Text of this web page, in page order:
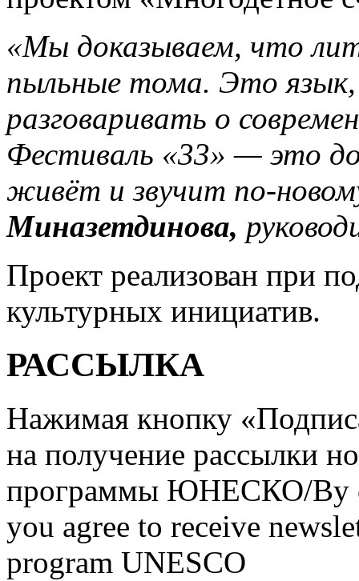
«Мы доказываем, что
пыльные тома. Это
разговаривать о
Фестиваль «33» — это
живёт и звучит по-
Миназетдинова,
Проект реализован при
культурных инициатив.
РАССЫЛКА
Нажимая кнопку
на получение рассылки
программы ЮНЕСКО/By
you agree to receive
program UNESCO